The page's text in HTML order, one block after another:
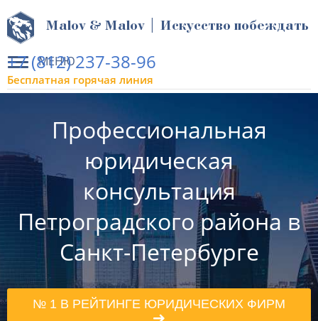
МЕНЮ
Malov & Malov | Искусство побеждать
+7 (812) 237-38-96
Бесплатная горячая линия
Профессиональная
юридическая
консультация
Петроградского района в
Санкт-Петербурге
№ 1 В РЕЙТИНГЕ ЮРИДИЧЕСКИХ ФИРМ